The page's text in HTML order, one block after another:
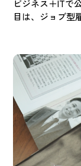
ビジネス＋ITで
目は、ジョブ型